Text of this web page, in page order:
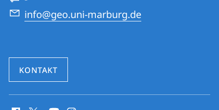
info@geo.uni-marburg.de
KONTAKT